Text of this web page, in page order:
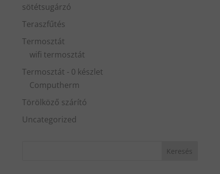
sötétsugárzó
Teraszfűtés
Termosztát
wifi termosztát
Termosztát - 0 készlet
Computherm
Törölköző szárító
Uncategorized